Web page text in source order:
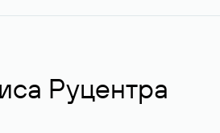
Руцентра